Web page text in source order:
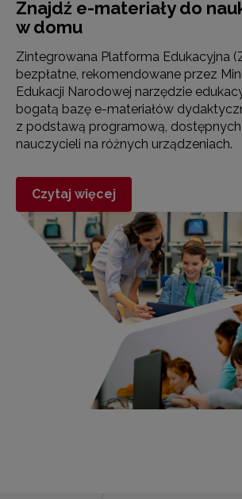
Znajdź e-materiały do
w domu
Zintegrowana Platforma Edukacyjna
bezpłatne, rekomendowane przez
Edukacji Narodowej narzędzie
bogatą bazę e-materiałów
z podstawą programową,
nauczycieli na różnych urządzeniach.
Czytaj więcej